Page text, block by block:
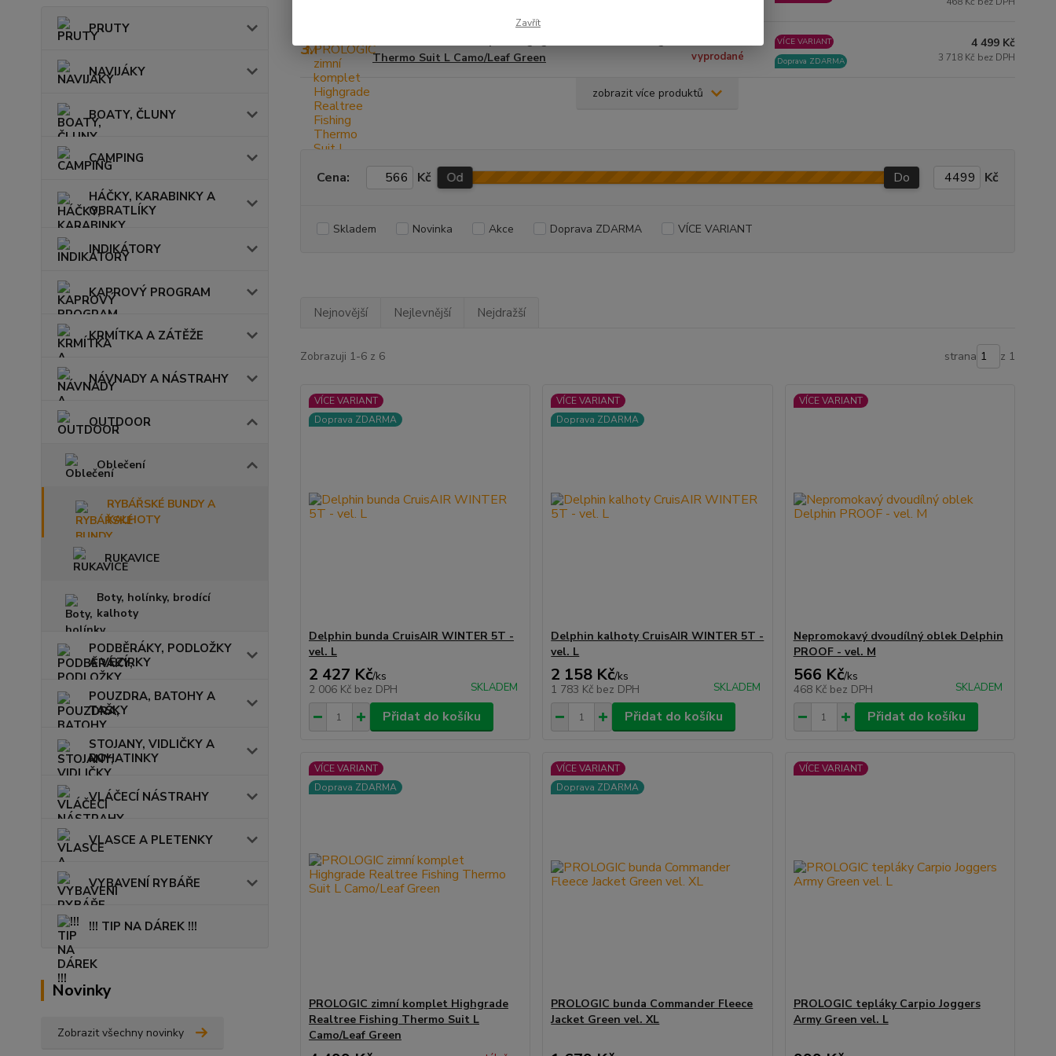
PRUTY
NAVIJÁKY
BOATY, ČLUNY
CAMPING
HÁČKY, KARABINKY A
OBRATLÍKY
INDIKÁTORY
KAPROVÝ PROGRAM
KRMÍTKA A ZÁTĚŽE
NÁVNADY A NÁSTRAHY
OUTDOOR
Oblečení
RYBÁŘSKÉ BUNDY A
KALHOTY
RUKAVICE
Boty, holínky, brodící
kalhoty
PODBĚRÁKY, PODLOŽKY
A VEZÍRKY
POUZDRA, BATOHY A
TAŠKY
STOJANY, VIDLIČKY A
ROHATINKY
VLÁČECÍ NÁSTRAHY
VLASCE A PLETENKY
VYBAVENÍ RYBÁŘE
!!! TIP NA DÁREK !!!
Novinky
Zobrazit všechny novinky
3.
Thermo Suit L Camo/Leaf Green
momentálně
vyprodané
VÍCE VARIANT
Doprava ZDARMA
4 499 Kč
3 718 Kč bez DPH
zobrazit více produktů
Cena: Kč Od Do Kč
Skladem Novinka Akce Doprava ZDARMA VÍCE VARIANT
Nejnovější Nejlevnější Nejdražší
Zobrazuji 1-6 z 6 strana z 1
VÍCE VARIANT
Doprava ZDARMA
Delphin bunda CruisAIR WINTER 5T -
vel. L
2 427 Kč/ks
2 006 Kč bez DPH SKLADEM
Přidat do košíku
VÍCE VARIANT
Doprava ZDARMA
Delphin kalhoty CruisAIR WINTER 5T -
vel. L
2 158 Kč/ks
1 783 Kč bez DPH SKLADEM
Přidat do košíku
VÍCE VARIANT
Nepromokavý dvoudílný oblek Delphin
PROOF - vel. M
566 Kč/ks
468 Kč bez DPH SKLADEM
Přidat do košíku
VÍCE VARIANT
Doprava ZDARMA
PROLOGIC zimní komplet Highgrade
Realtree Fishing Thermo Suit L
Camo/Leaf Green
VÍCE VARIANT
Doprava ZDARMA
PROLOGIC bunda Commander Fleece
Jacket Green vel. XL
VÍCE VARIANT
PROLOGIC tepláky Carpio Joggers
Army Green vel. L
Zavřít